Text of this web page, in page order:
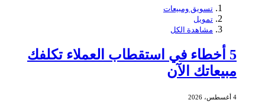
تسويق ومبيعات
تمويل
مشاهدة الكل
5 أخطاء في استقطاب العملاء تكلفك
مبيعاتك الآن
4 أغسطس، 2026